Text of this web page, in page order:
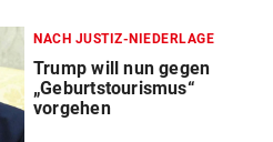
NACH JUSTIZ-NIEDERLAGE
Trump will nun gegen
„Geburtstourismus“
vorgehen